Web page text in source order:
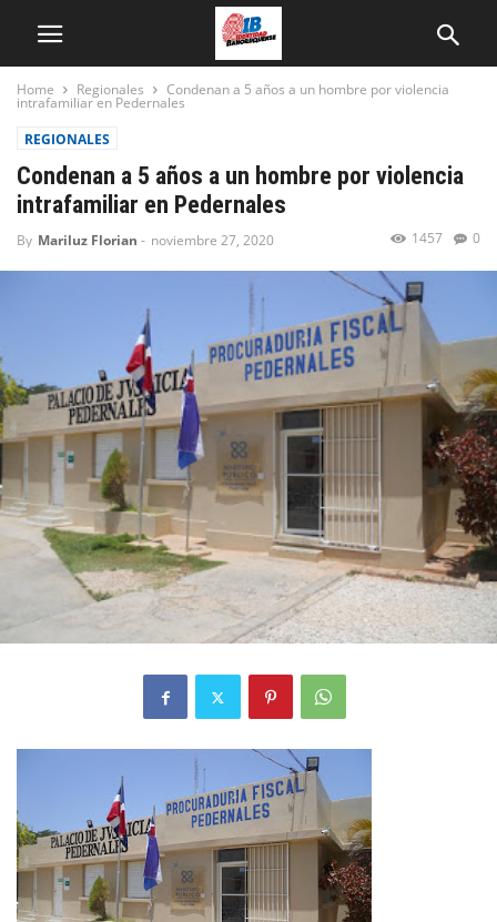
Home Regionales Condenan a 5 años a un hombre por violencia
intrafamiliar en Pedernales
REGIONALES
Condenan a 5 años a un hombre por violencia
intrafamiliar en Pedernales
By Mariluz Florian - noviembre 27, 2020 0
1457